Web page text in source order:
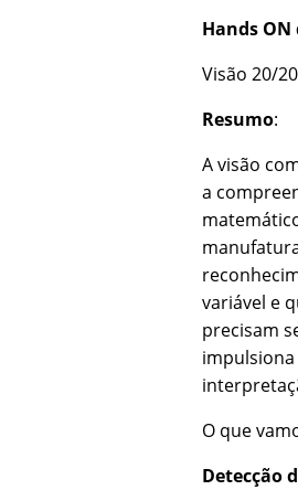
Hands
Visão 20/
Resumo:
A visão
a
variável e
precisam
O que
Detecção